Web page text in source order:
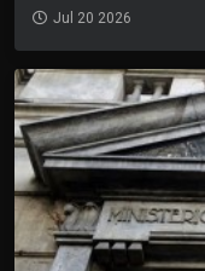
Jul 20 2026